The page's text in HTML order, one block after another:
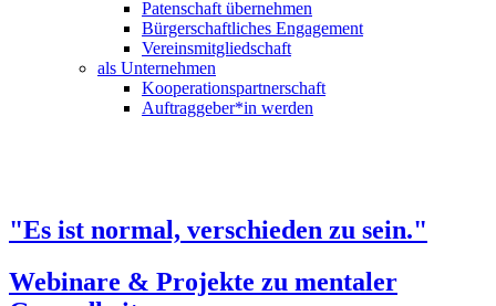
Patenschaft übernehmen
Bürgerschaftliches Engagement
Vereinsmitgliedschaft
als Unternehmen
Kooperationspartnerschaft
Auftraggeber*in werden
"Es ist normal, verschieden zu sein."
Webinare & Projekte zu mentaler